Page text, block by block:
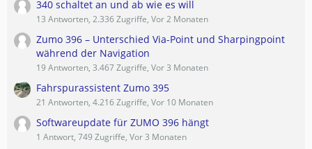
340 schaltet an und ab wie es will
13 Antworten, 2.336 Zugriffe, Vor 2 Monaten
Zumo 396 – Unterschied Via-Point und Sharpingpoint
während der Navigation
19 Antworten, 3.467 Zugriffe, Vor 3 Monaten
Fahrspurassistent Zumo 395
21 Antworten, 4.216 Zugriffe, Vor 10 Monaten
Softwareupdate für ZUMO 396 hängt
1 Antwort, 749 Zugriffe, Vor 3 Monaten